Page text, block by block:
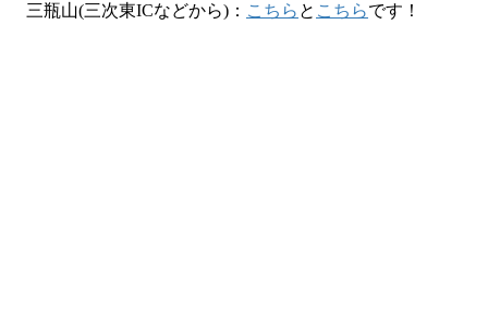
三瓶山(三次東ICなどから)： こちら と こちらです！